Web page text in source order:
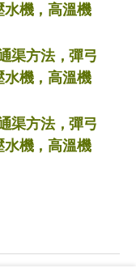
水機，高溫機
渠方法，彈弓
水機，高溫機
渠方法，彈弓
水機，高溫機